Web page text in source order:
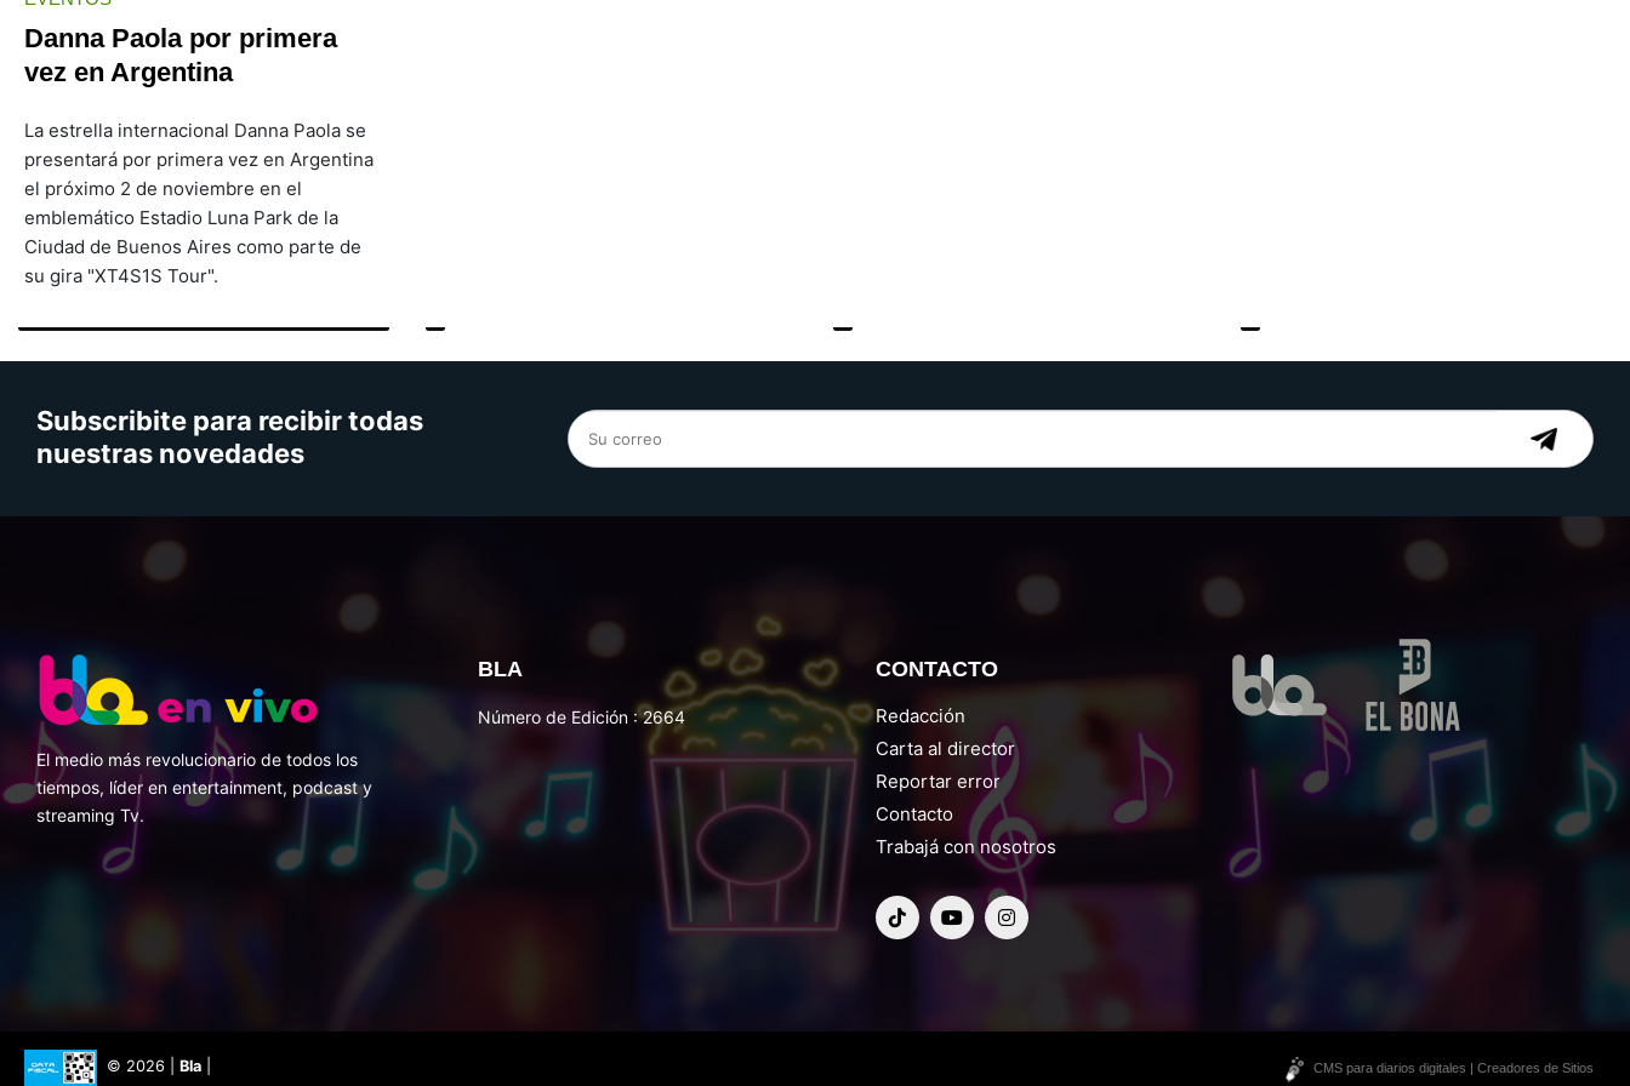
Danna Paola por primera
vez en Argentina
La estrella internacional Danna Paola se
presentará por primera vez en Argentina
el próximo 2 de noviembre en el
emblemático Estadio Luna Park de la
Ciudad de Buenos Aires como parte de
su gira "XT4S1S Tour".
Subscribite para recibir todas
nuestras novedades
El medio más revolucionario de todos los
tiempos, líder en entertainment, podcast y
streaming Tv.
BLA
Número de Edición : 2664
CONTACTO
Redacción
Carta al director
Reportar error
Contacto
Trabajá con nosotros
© 2026 | Bla CMS para diarios digitales | Creadores de Sitios